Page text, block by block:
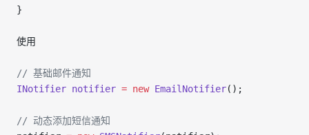
}
使用
// 基础邮件通知
INotifier notifier = new EmailNotifier();
// 动态添加短信通知